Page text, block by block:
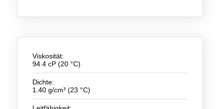
Toxizität von ionischen Flüssigkeiten
Über Uns
Unternehmen
Viskosität:
94.4 cP (20 °C)
Dichte:
1.40 g/cm³ (23 °C)